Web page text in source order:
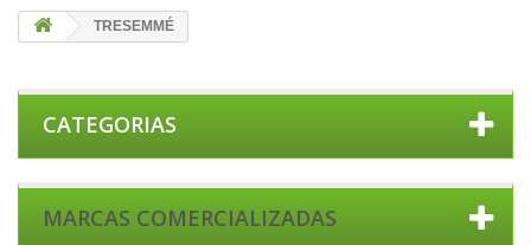
TRESEMMÉ
CATEGORIAS
MARCAS COMERCIALIZADAS